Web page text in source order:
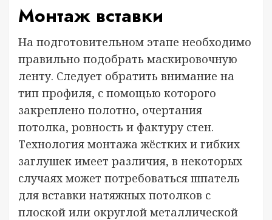
Монтаж вставки
На подготовительном этапе необходимо
правильно подобрать маскировочную
ленту. Следует обратить внимание на
тип профиля, с помощью которого
закреплено полотно, очертания
потолка, ровность и фактуру стен.
Технология монтажа жёстких и гибких
заглушек имеет различия, в некоторых
случаях может потребоваться шпатель
для вставки натяжных потолков с
плоской или округлой металлической